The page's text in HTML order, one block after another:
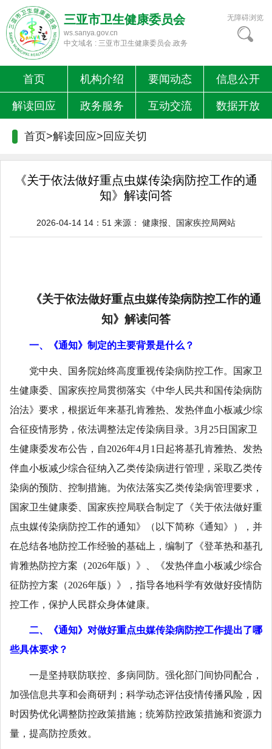
三亚市卫生健康委员会
ws.sanya.gov.cn
中文域名 : 三亚市卫生健康委员会.政务
无障碍浏览
首页 机构介绍 要闻动态 信息公开
解读回应 政务服务 互动交流 数据开放
首页>解读回应> 回应关切
《关于依法做好重点虫媒传染病防控工作的通
知》解读问答
2026-04-14 14：51 来源： 健康报、国家疾控局网站
《关于依法做好重点虫媒传染病防控工作的通
知》解读问答
一、《通知》制定的主要背景是什么？
党中央、国务院始终高度重视传染病防控工作。国家卫
生健康委、国家疾控局贯彻落实《中华人民共和国传染病防
治法》要求，根据近年来基孔肯雅热、发热伴血小板减少综
合征疫情形势，依法调整法定传染病目录。3月25日国家卫
生健康委发布公告，自2026年4月1日起将基孔肯雅热、发热
伴血小板减少综合征纳入乙类传染病进行管理，采取乙类传
染病的预防、控制措施。为依法落实乙类传染病管理要求，
国家卫生健康委、国家疾控局联合制定了《关于依法做好重
点虫媒传染病防控工作的通知》（以下简称《通知》），并
在总结各地防控工作经验的基础上，编制了《登革热和基孔
肯雅热防控方案（2026年版）》、《发热伴血小板减少综合
征防控方案（2026年版）》，指导各地科学有效做好疫情防
控工作，保护人民群众身体健康。
二、《通知》对做好重点虫媒传染病防控工作提出了哪
些具体要求？
一是坚持联防联控、多病同防。强化部门间协同配合，
加强信息共享和会商研判；科学动态评估疫情传播风险，因
时因势优化调整防控政策措施；统筹防控政策措施和资源力
量，提高防控质效。